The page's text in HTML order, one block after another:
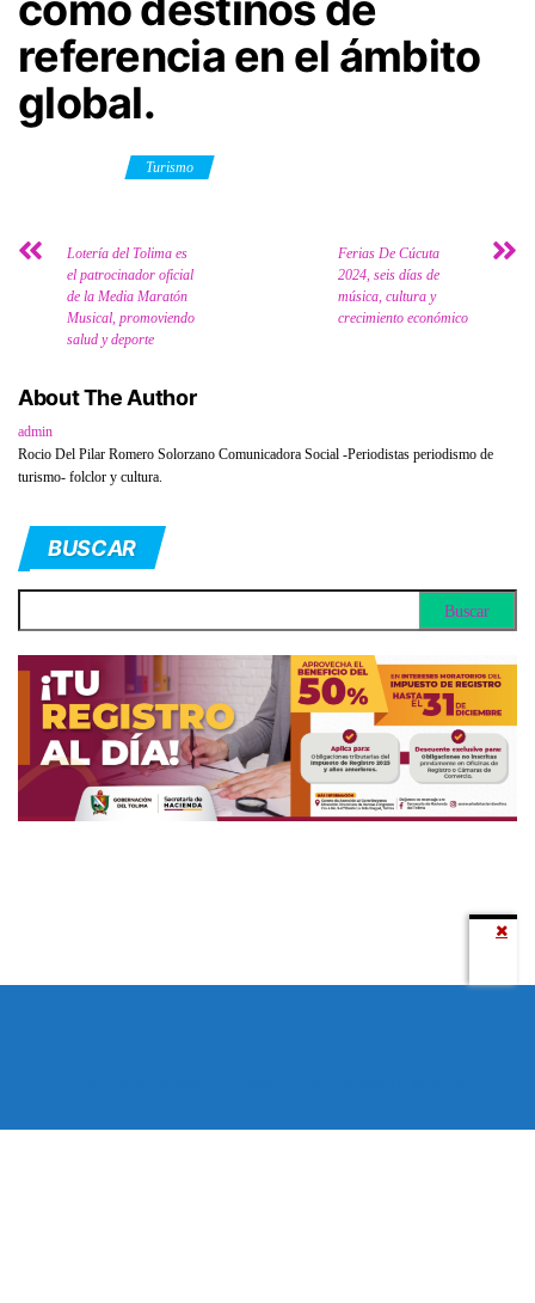
referencia en el ámbito
global.
Turismo
Lotería del Tolima es
el patrocinador oficial
de la Media Maratón
Musical, promoviendo
salud y deporte
Ferias De Cúcuta
2024, seis días de
música, cultura y
crecimiento económico
About The Author
admin
Rocio Del Pilar Romero Solorzano Comunicadora Social -Periodistas periodismo de
turismo- folclor y cultura.
BUSCAR